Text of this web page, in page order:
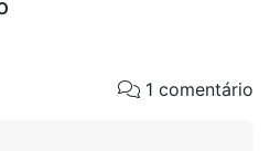
1 comentário